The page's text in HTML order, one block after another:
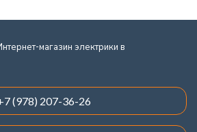
магазин электрики в
(978) 207-36-26